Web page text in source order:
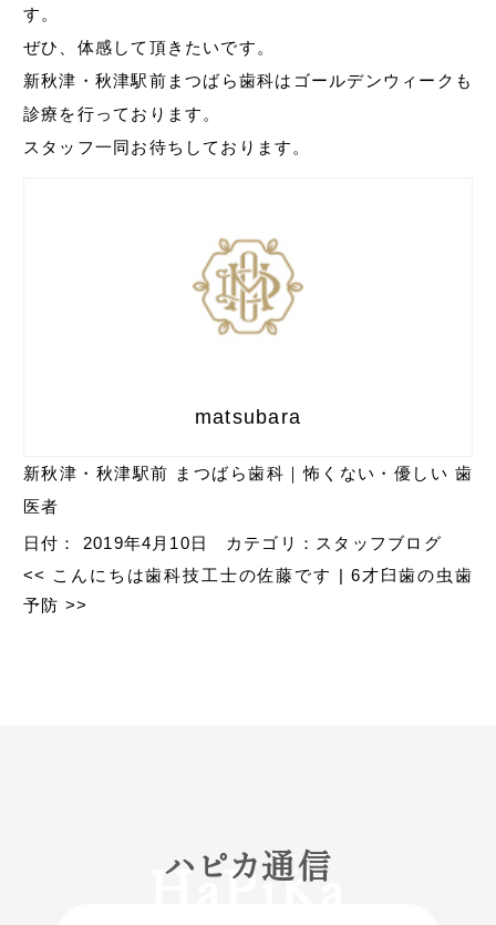
す。
ぜひ、体感して頂きたいです。
新秋津・秋津駅前まつばら歯科はゴールデンウィークも
診療を行っております。
スタッフ一同お待ちしております。
matsubara
新秋津・秋津駅前 まつばら歯科｜怖くない・優しい 歯
医者
日付： 2019年4月10日 カテゴリ： スタッフブログ
<< こんにちは歯科技工士の佐藤です | 6才臼歯の虫歯
予防 >>
ハピカ通信